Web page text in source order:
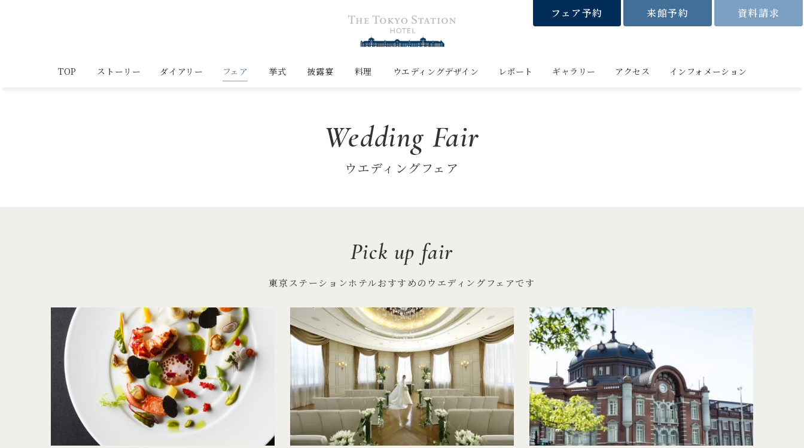
フェア予約 来館予約 資料請求
TOP ストーリー ダイアリー フェア 挙式 披露宴 料理 ウエディングデザイン レポート ギャラリー アクセス インフォメーション
Wedding Fair
ウエディングフェア
Pick up fair
東京ステーションホテルおすすめのウエディングフェアです